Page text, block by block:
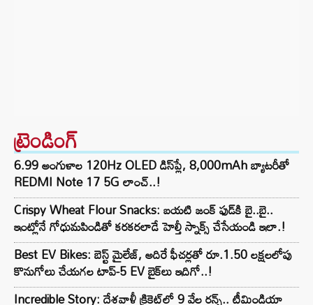
ట్రెండింగ్‌
6.99 అంగుళాల 120Hz OLED డిస్‌ప్లే, 8,000mAh బ్యాటరీతో
REDMI Note 17 5G లాంచ్..!
Crispy Wheat Flour Snacks: బయటి జంక్ ఫుడ్‌కి బై..బై..
ఇంట్లోనే గోధుమపిండితో కరకరలాడే హెల్తీ స్నాక్స్ చేసేయండి ఇలా.!
Best EV Bikes: బెస్ట్ మైలేజ్, అదిరే ఫీచర్లతో రూ.1.50 లక్షలలోపు
కొనుగోలు చేయగల టాప్-5 EV బైక్‌లు ఇదిగో..!
Incredible Story: దేశవాళీ క్రికెట్‌లో 9 వేల రన్స్.. టీమిండియా